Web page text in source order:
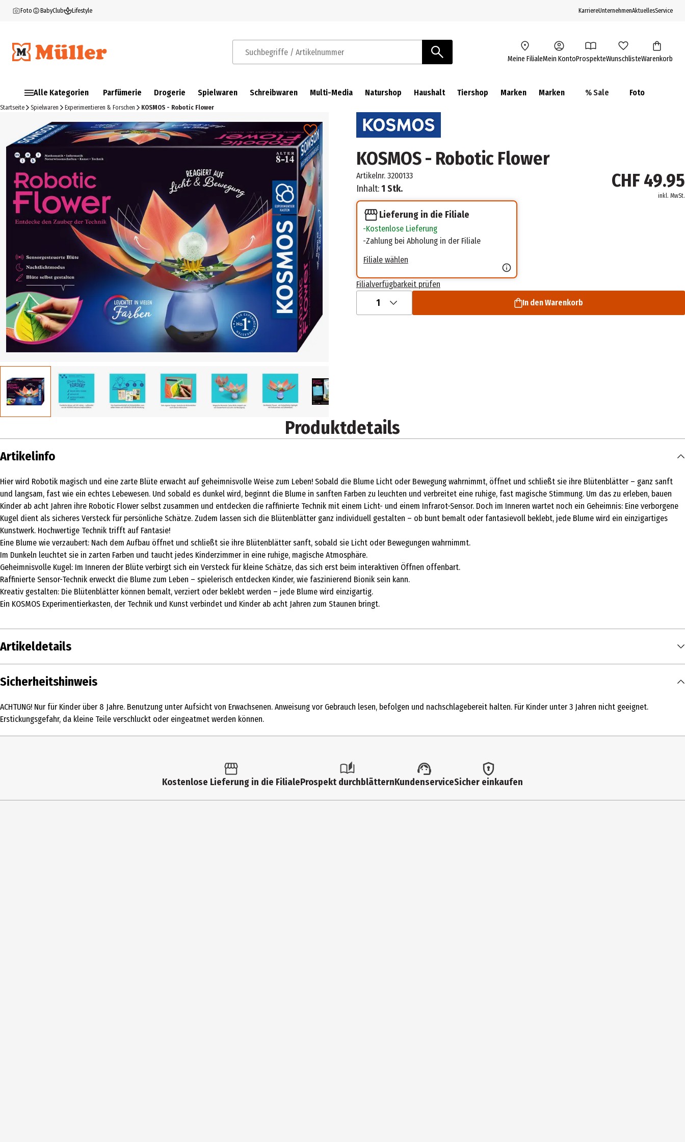
Foto BabyClub Lifestyle KarriereUnternehmenAktuellesService
Suchbegriffe / Artikelnummer Meine FilialeMein KontoProspekteWunschlisteWarenkorb
Alle Kategorien Parfümerie Drogerie Spielwaren Schreibwaren Multi-Media Naturshop Haushalt Tiershop Marken Marken % Sale Foto
Startseite Spielwaren Experimentieren & Forschen KOSMOS - Robotic Flower
KOSMOS - Robotic Flower
Artikelnr. 3200133
Inhalt:1 Stk. CHF 49.95
inkl. MwSt.
Lieferung in die Filiale
Kostenlose Lieferung
Zahlung bei Abholung in der Filiale
Filiale wählen
Filialverfügbarkeit prüfen
1 In den Warenkorb
Produktdetails
Artikelinfo
Hier wird Robotik magisch und eine zarte Blüte erwacht auf geheimnisvolle Weise zum Leben! Sobald die Blume Licht oder Bewegung wahrnimmt, öffnet und schließt sie ihre Blütenblätter – ganz sanft
und langsam, fast wie ein echtes Lebewesen. Und sobald es dunkel wird, beginnt die Blume in sanften Farben zu leuchten und verbreitet eine ruhige, fast magische Stimmung. Um das zu erleben, bauen
Kinder ab acht Jahren ihre Robotic Flower selbst zusammen und entdecken die raffinierte Technik mit einem Licht- und einem Infrarot-Sensor. Doch im Inneren wartet noch ein Geheimnis: Eine verborgene
Kugel dient als sicheres Versteck für persönliche Schätze. Zudem lassen sich die Blütenblätter ganz individuell gestalten – ob bunt bemalt oder fantasievoll beklebt, jede Blume wird ein einzigartiges
Kunstwerk. Hochwertige Technik trifft auf Fantasie!
Eine Blume wie verzaubert: Nach dem Aufbau öffnet und schließt sie ihre Blütenblätter sanft, sobald sie Licht oder Bewegungen wahrnimmt.
Im Dunkeln leuchtet sie in zarten Farben und taucht jedes Kinderzimmer in eine ruhige, magische Atmosphäre.
Geheimnisvolle Kugel: Im Inneren der Blüte verbirgt sich ein Versteck für kleine Schätze, das sich erst beim interaktiven Öffnen offenbart.
Raffinierte Sensor-Technik erweckt die Blume zum Leben – spielerisch entdecken Kinder, wie faszinierend Bionik sein kann.
Kreativ gestalten: Die Blütenblätter können bemalt, verziert oder beklebt werden – jede Blume wird einzigartig.
Ein KOSMOS Experimentierkasten, der Technik und Kunst verbindet und Kinder ab acht Jahren zum Staunen bringt.
Artikeldetails
Inhalt
Altersempfehlung ab
Altersempfehlung bis 14 Jahre
Franckh Kosmos Verlags-GmbH & Co. KG
Herstelleradresse Pfizerstr. 5 - 7 70184 Stuttgart
Sicherheitshinweis
ACHTUNG! Nur für Kinder über 8 Jahre. Benutzung unter Aufsicht von Erwachsenen. Anweisung vor Gebrauch lesen, befolgen und nachschlagebereit halten. Für Kinder unter 3 Jahren nicht geeignet.
Erstickungsgefahr, da kleine Teile verschluckt oder eingeatmet werden können.
Kostenlose Lieferung in die FilialeProspekt durchblätternKundenserviceSicher einkaufen